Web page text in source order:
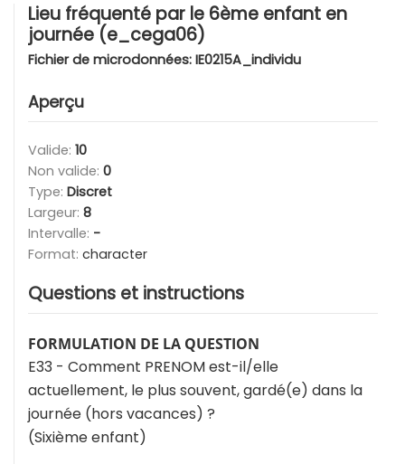
Lieu fréquenté par le 6ème enfant en
journée (e_cega06)
Fichier de microdonnées: IE0215A_individu
Aperçu
Valide: 10
Non valide: 0
Type: Discret
Largeur: 8
Intervalle: -
Format: character
Questions et instructions
FORMULATION DE LA QUESTION
E33 - Comment PRENOM est-il/elle
actuellement, le plus souvent, gardé(e) dans la
journée (hors vacances) ?
(Sixième enfant)